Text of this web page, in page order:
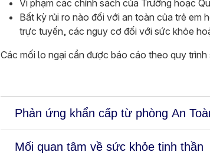
Vi phạm các chính sách của Trường hoặc
Bất kỳ rủi ro nào đối với an toàn của trẻ em
trực tuyến, các nguy cơ đối với sức khỏe
Các mối lo ngại cần được báo cáo theo quy trình
Phản ứng khẩn cấp từ phòng An
Mối quan tâm về sức khỏe tinh thần